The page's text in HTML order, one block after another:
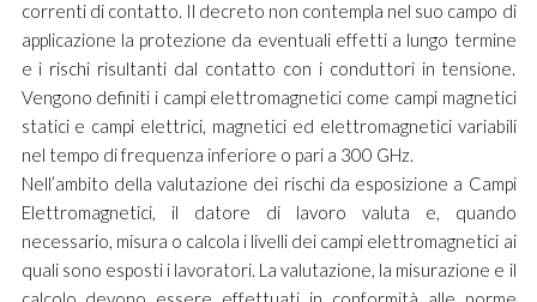
correnti di contatto. Il decreto non contempla nel suo campo di
applicazione la protezione da eventuali effetti a lungo termine
e i rischi risultanti dal contatto con i conduttori in tensione.
Vengono definiti i campi elettromagnetici come campi magnetici
statici e campi elettrici, magnetici ed elettromagnetici variabili
nel tempo di frequenza inferiore o pari a 300 GHz.
Nell’ambito della valutazione dei rischi da esposizione a Campi
Elettromagnetici, il datore di lavoro valuta e, quando
necessario, misura o calcola i livelli dei campi elettromagnetici ai
quali sono esposti i lavoratori. La valutazione, la misurazione e il